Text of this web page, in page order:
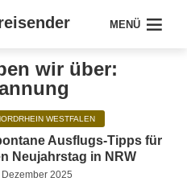
MENÜ
wir über:
WESTFALEN
Ausflugs-Tipps für
Neujahrstag in NRW
Dezember 2025